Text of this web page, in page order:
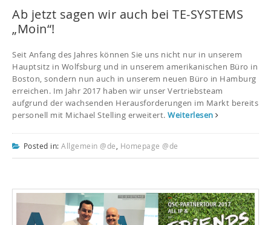
Ab jetzt sagen wir auch bei TE-SYSTEMS
„Moin“!
Seit Anfang des Jahres können Sie uns nicht nur in unserem
Hauptsitz in Wolfsburg und in unserem amerikanischen Büro in
Boston, sondern nun auch in unserem neuen Büro in Hamburg
erreichen. Im Jahr 2017 haben wir unser Vertriebsteam
aufgrund der wachsenden Herausforderungen im Markt bereits
personell mit Michael Stelling erweitert. Weiterlesen
Posted in: Allgemein @de Homepage @de